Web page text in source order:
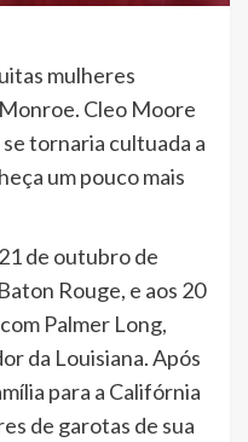
mulheres
Cleo Moore
tornaria cultuada a
um pouco mais
de outubro de
Rouge, e aos 20
Palmer Long,
da Louisiana. Após
para a Califórnia
de garotas de sua